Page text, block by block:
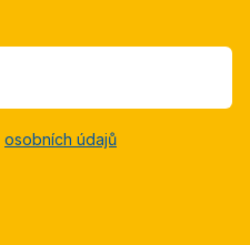
osobních údajů